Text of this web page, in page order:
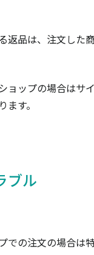
返品は、注文した
ョップの場合はサ
す。
ブル
での注文の場合は